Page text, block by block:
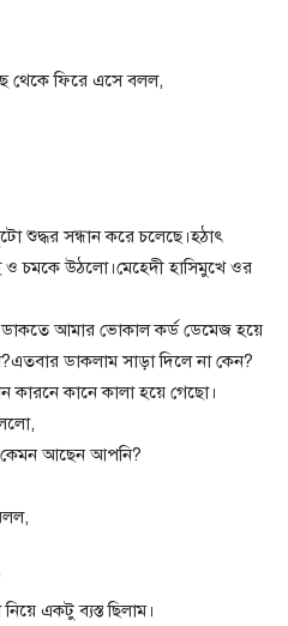
থেকে ফিরে এসে বলল,
শুদ্ধর সন্ধান করে চলেছে।হঠাৎ
চমকে উঠলো।মেহেদী হাসিমুখে ওর
ডাকতে আমার ভোকাল কর্ড ডেমেজ হয়ে
ডাকলাম সাড়া দিলে না কেন?
কানে কালা হয়ে গেছো।
আছেন আপনি?
একটু ব্যস্ত ছিলাম।